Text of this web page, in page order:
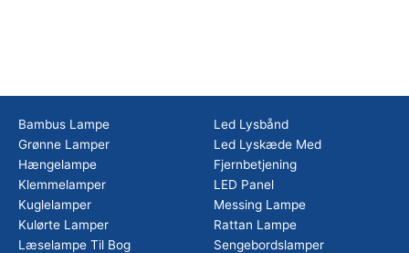
Bambus Lampe
Grønne Lamper
Hængelampe
Klemmelamper
Kuglelamper
Kulørte Lamper
Læselampe Til Bog
Led Lysbånd
Led Lyskæde Med
Fjernbetjening
LED Panel
Messing Lampe
Rattan Lampe
Sengebordslamper